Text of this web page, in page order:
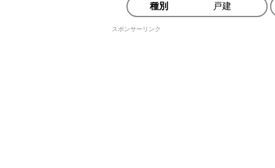
種別 戸建
スポンサーリンク